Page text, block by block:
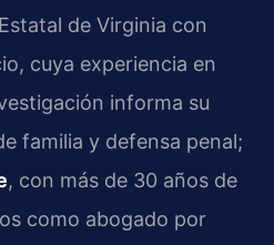
de Virginia con
cuya experiencia en
informa su
familia y defensa penal;
, con más de 30 años de
como abogado por